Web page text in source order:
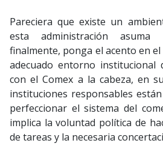
Pareciera que existe un
esta administración
finalmente, ponga el acento en
adecuado entorno institucional
con el Comex a la cabeza, en
instituciones responsables
perfeccionar el sistema del
implica la voluntad política de
de tareas y la necesaria